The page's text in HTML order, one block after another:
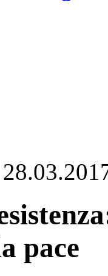
pace